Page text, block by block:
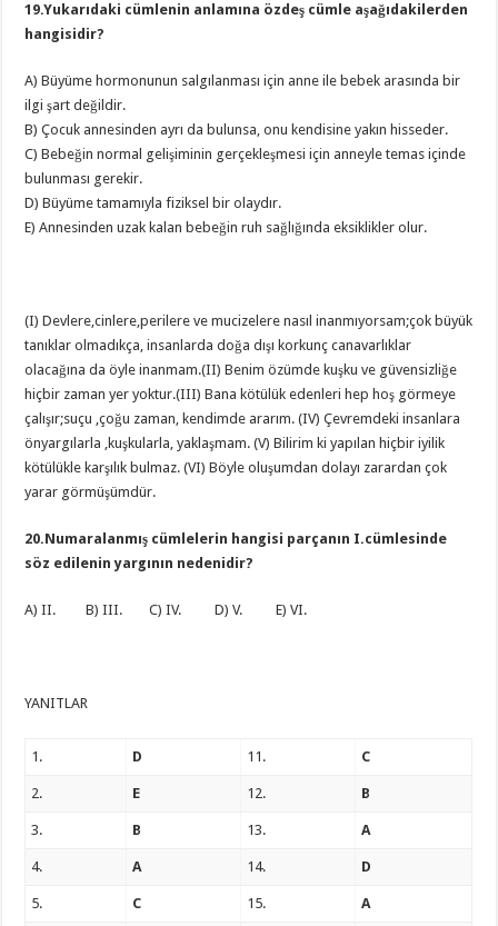
19.Yukarıdaki cümlenin anlamına özdeş cümle aşağıdakilerden
hangisidir?
A) Büyüme hormonunun salgılanması için anne ile bebek arasında bir
ilgi şart değildir.
B) Çocuk annesinden ayrı da bulunsa, onu kendisine yakın hisseder.
C) Bebeğin normal gelişiminin gerçekleşmesi için anneyle temas içinde
bulunması gerekir.
D) Büyüme tamamıyla fiziksel bir olaydır.
E) Annesinden uzak kalan bebeğin ruh sağlığında eksiklikler olur.
(I) Devlere,cinlere,perilere ve mucizelere nasıl inanmıyorsam;çok büyük
tanıklar olmadıkça, insanlarda doğa dışı korkunç canavarlıklar
olacağına da öyle inanmam.(II) Benim özümde kuşku ve güvensizliğe
hiçbir zaman yer yoktur.(III) Bana kötülük edenleri hep hoş görmeye
çalışır;suçu ,çoğu zaman, kendimde ararım. (IV) Çevremdeki insanlara
önyargılarla ,kuşkularla, yaklaşmam. (V) Bilirim ki yapılan hiçbir iyilik
kötülükle karşılık bulmaz. (VI) Böyle oluşumdan dolayı zarardan çok
yarar görmüşümdür.
20.Numaralanmış cümlelerin hangisi parçanın I.cümlesinde
söz edilenin yargının nedenidir?
A) II. B) III. C) IV. D) V. E) VI.
YANITLAR
1. D 11. C
2. E 12. B
3. B 13. A
4. A 14. D
5. C 15. A